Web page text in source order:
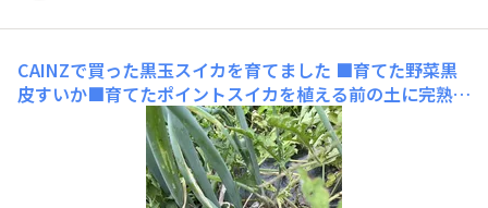
CAINZで買った黒玉スイカを育てました ■育てた野菜黒
皮すいか■育てたポイントスイカを植える前の土に完熟堆
肥と有機肥料を埋め込んで高畝を作りマルチをはってお
き、病害虫予防としてスイカの苗の真横にネギの苗を混植